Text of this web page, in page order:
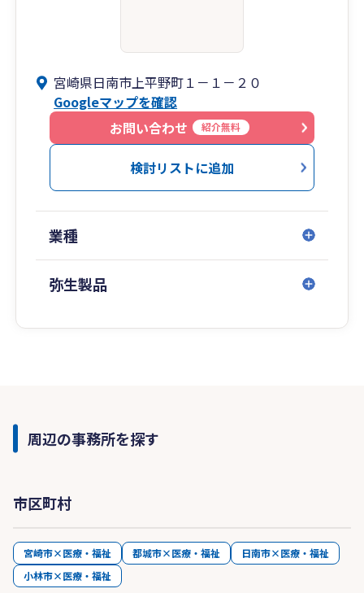
宮崎県日南市上平野町１－１－２０
Googleマップを確認
お問い合わせ
紹介無料
検討リストに追加
業種
弥生製品
周辺の事務所を探す
市区町村
宮崎市×医療・福祉 都城市×医療・福祉
日南市×医療・福祉
小林市×医療・福祉